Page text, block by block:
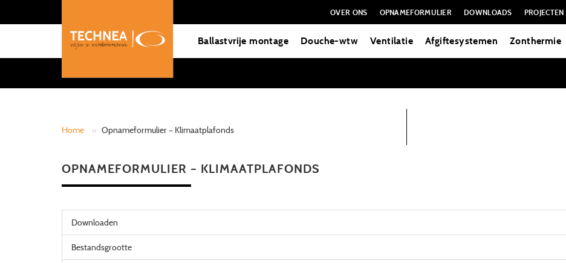
OVER ONS OPNAMEFORMULIER DOWNLOADS PROJECTEN
Ballastvrije montage Douche-wtw Ventilatie Afgiftesystemen Zonthermie
Home » Opnameformulier – Klimaatplafonds
OPNAMEFORMULIER – KLIMAATPLAFONDS
Downloaden
Bestandsgrootte